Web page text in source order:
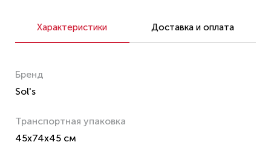
Характеристики Доставка и оплата
Бренд
Sol's
Транспортная упаковка
45x74x45 см